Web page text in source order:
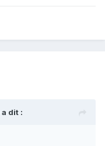
a dit :